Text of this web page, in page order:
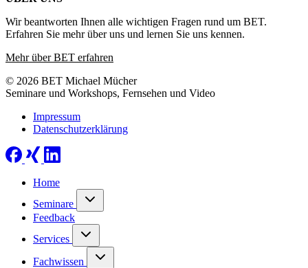
Wir beantworten Ihnen alle wichtigen Fragen rund um BET.
Erfahren Sie mehr über uns und lernen Sie uns kennen.
Mehr über BET erfahren
© 2026 BET Michael Mücher
Seminare und Workshops, Fernsehen und Video
Impressum
Datenschutzerklärung
Home
Seminare
Feedback
Services
Fachwissen